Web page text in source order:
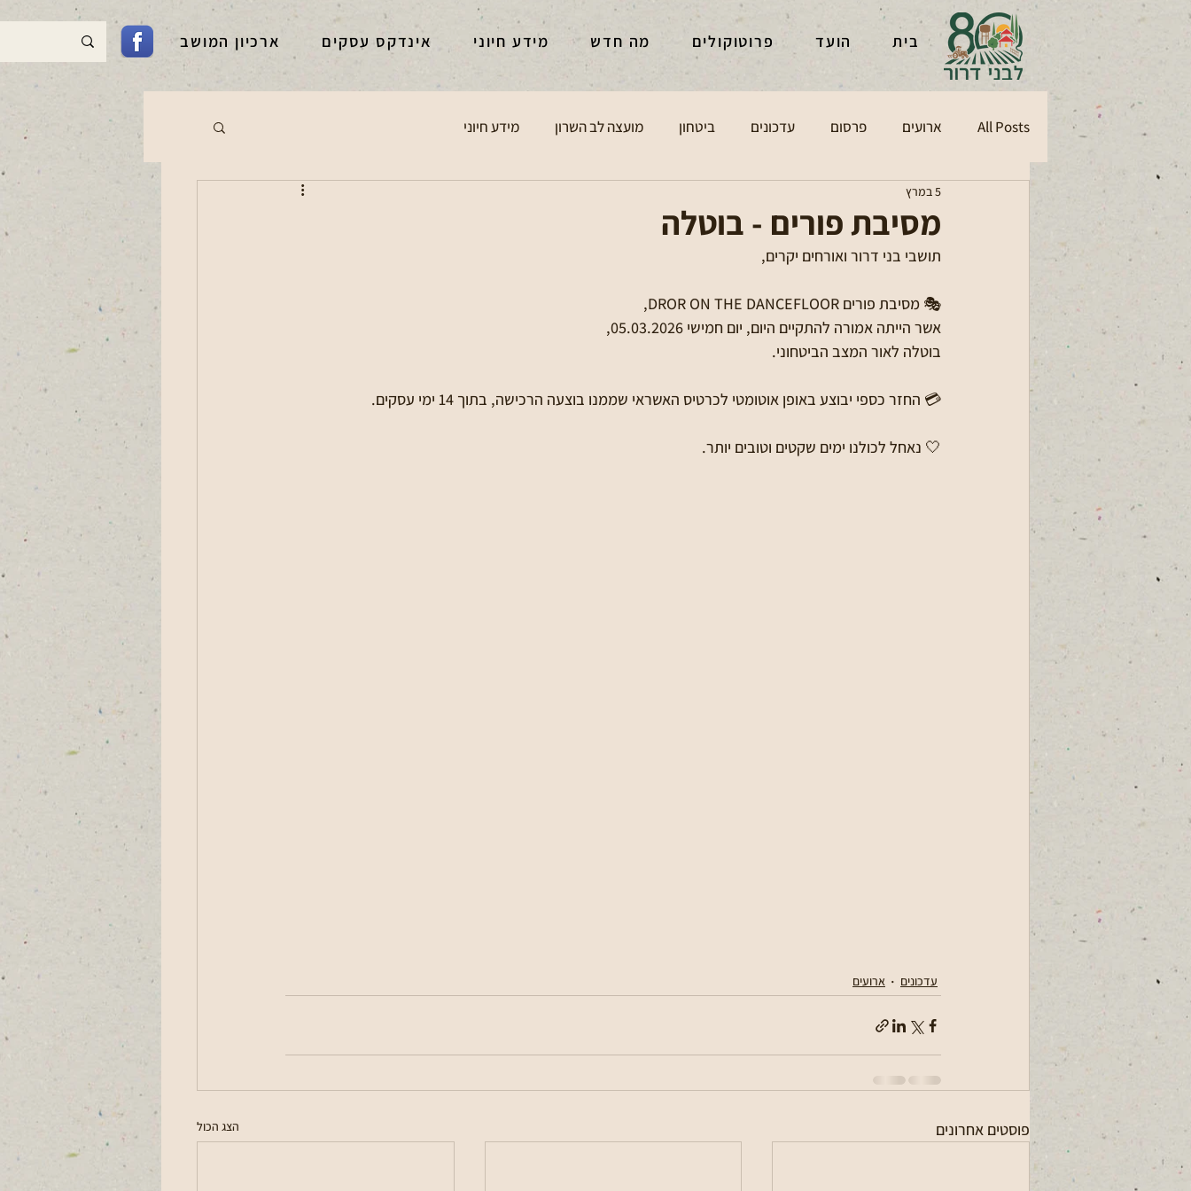
בית הועד פרוטוקולים מה חדש מידע חיוני אינדקס עסקים ארכיון המושב
All Posts ארועים פרסום עדכונים ביטחון מועצה לב השרון מידע חיוני
מסיבת פורים - בוטלה
5 במרץ
תושבי בני דרור ואורחים יקרים,
🎭 מסיבת פורים DROR ON THE DANCEFLOOR,
אשר הייתה אמורה להתקיים היום, יום חמישי 05.03.2026,
בוטלה לאור המצב הביטחוני.
💳 החזר כספי יבוצע באופן אוטומטי לכרטיס האשראי שממנו בוצעה הרכישה, בתוך 14 ימי עסקים.
🤍 נאחל לכולנו ימים שקטים וטובים יותר.
עדכונים ארועים
פוסטים אחרונים הצג הכול